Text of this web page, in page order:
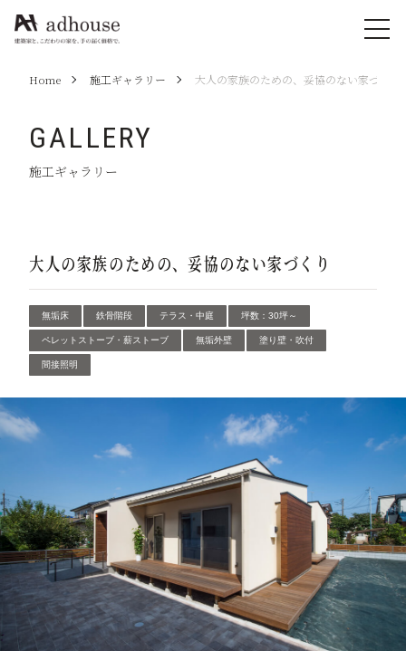
Home 施工ギャラリー 大人の家族のための、妥協のない家づくり
GALLERY
施工ギャラリー
大人の家族のための、妥協のない家づくり
無垢床 鉄骨階段 テラス・中庭 坪数：30坪～
ペレットストーブ・薪ストーブ 無垢外壁 塗り壁・吹付
間接照明